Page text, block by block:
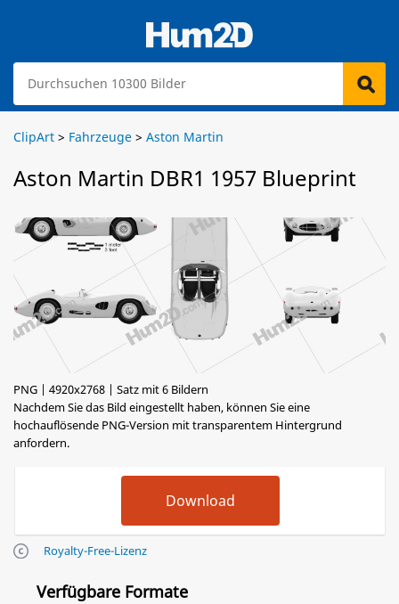
ClipArt > Fahrzeuge > Aston Martin
Aston Martin DBR1 1957 Blueprint
PNG | 4920x2768 | Satz mit 6 Bildern
Nachdem Sie das Bild eingestellt haben, können Sie eine
hochauflösende PNG-Version mit transparentem Hintergrund
anfordern.
Royalty-Free-Lizenz
Verfügbare Formate